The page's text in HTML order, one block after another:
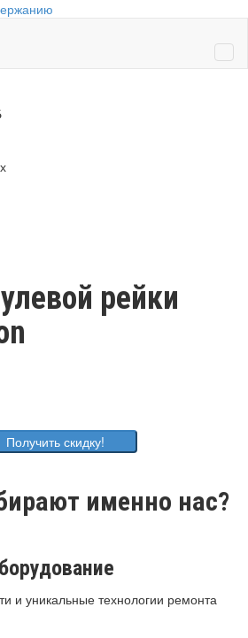
рейки
Получить скидку!
именно нас?
и уникальные технологии ремонта